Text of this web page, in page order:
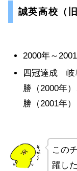
誠英高校（
2000年～
四冠達成 岐
勝（2000年
勝（2001年）
この
躍し